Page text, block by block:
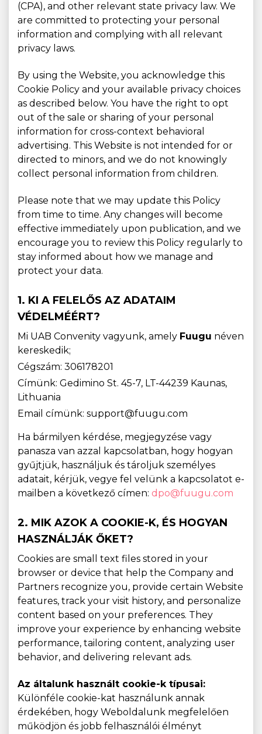
(CPA), and other relevant state privacy law. We
are committed to protecting your personal
information and complying with all relevant
privacy laws.
By using the Website, you acknowledge this
Cookie Policy and your available privacy choices
as described below. You have the right to opt
out of the sale or sharing of your personal
information for cross-context behavioral
advertising. This Website is not intended for or
directed to minors, and we do not knowingly
collect personal information from children.
Please note that we may update this Policy
from time to time. Any changes will become
effective immediately upon publication, and we
encourage you to review this Policy regularly to
stay informed about how we manage and
protect your data.
1. KI A FELELŐS AZ ADATAIM
VÉDELMÉÉRT?
Mi UAB Convenity vagyunk, amely Fuugu néven
kereskedik;
Cégszám: 306178201
Címünk: Gedimino St. 45-7, LT-44239 Kaunas,
Lithuania
Email címünk: support@fuugu.com
Ha bármilyen kérdése, megjegyzése vagy
panasza van azzal kapcsolatban, hogy hogyan
gyűjtjük, használjuk és tároljuk személyes
adatait, kérjük, vegye fel velünk a kapcsolatot e-
mailben a következő címen: dpo@fuugu.com
2. MIK AZOK A COOKIE-K, ÉS HOGYAN
HASZNÁLJÁK ŐKET?
Cookies are small text files stored in your
browser or device that help the Company and
Partners recognize you, provide certain Website
features, track your visit history, and personalize
content based on your preferences. They
improve your experience by enhancing website
performance, tailoring content, analyzing user
behavior, and delivering relevant ads.
Az általunk használt cookie-k típusai:
Különféle cookie-kat használunk annak
érdekében, hogy Weboldalunk megfelelően
működjön és jobb felhasználói élményt